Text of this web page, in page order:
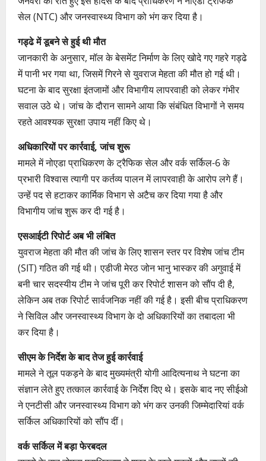
सेल (NTC) और जनस्वास्थ्य विभाग को भंग कर दिया है।
गड्ढे में डूबने से हुई थी मौत
जानकारी के अनुसार, मॉल के बेसमेंट निर्माण के लिए खोदे गए गहरे गड्ढे
में पानी भर गया था, जिसमें गिरने से युवराज मेहता की मौत हो गई थी।
घटना के बाद सुरक्षा इंतजामों और विभागीय लापरवाही को लेकर गंभीर
सवाल उठे थे। जांच के दौरान सामने आया कि संबंधित विभागों ने समय
रहते आवश्यक सुरक्षा उपाय नहीं किए थे।
अधिकारियों पर कार्रवाई, जांच शुरू
मामले में नोएडा प्राधिकरण के ट्रैफिक सेल और वर्क सर्किल-6 के
प्रभारी विश्वास त्यागी पर कर्तव्य पालन में लापरवाही के आरोप लगे हैं।
उन्हें पद से हटाकर कार्मिक विभाग से अटैच कर दिया गया है और
विभागीय जांच शुरू कर दी गई है।
एसआईटी रिपोर्ट अब भी लंबित
युवराज मेहता की मौत की जांच के लिए शासन स्तर पर विशेष जांच टीम
(SIT) गठित की गई थी। एडीजी मेरठ जोन भानु भास्कर की अगुवाई में
बनी चार सदस्यीय टीम ने जांच पूरी कर रिपोर्ट शासन को सौंप दी है,
लेकिन अब तक रिपोर्ट सार्वजनिक नहीं की गई है। इसी बीच प्राधिकरण
ने सिविल और जनस्वास्थ्य विभाग के दो अधिकारियों का तबादला भी
कर दिया है।
सीएम के निर्देश के बाद तेज हुई कार्रवाई
मामले ने तूल पकड़ने के बाद मुख्यमंत्री योगी आदित्यनाथ ने घटना का
संज्ञान लेते हुए तत्काल कार्रवाई के निर्देश दिए थे। इसके बाद नए सीईओ
ने एनटीसी और जनस्वास्थ्य विभाग को भंग कर उनकी जिम्मेदारियां वर्क
सर्किल अधिकारियों को सौंप दीं।
वर्क सर्किल में बड़ा फेरबदल